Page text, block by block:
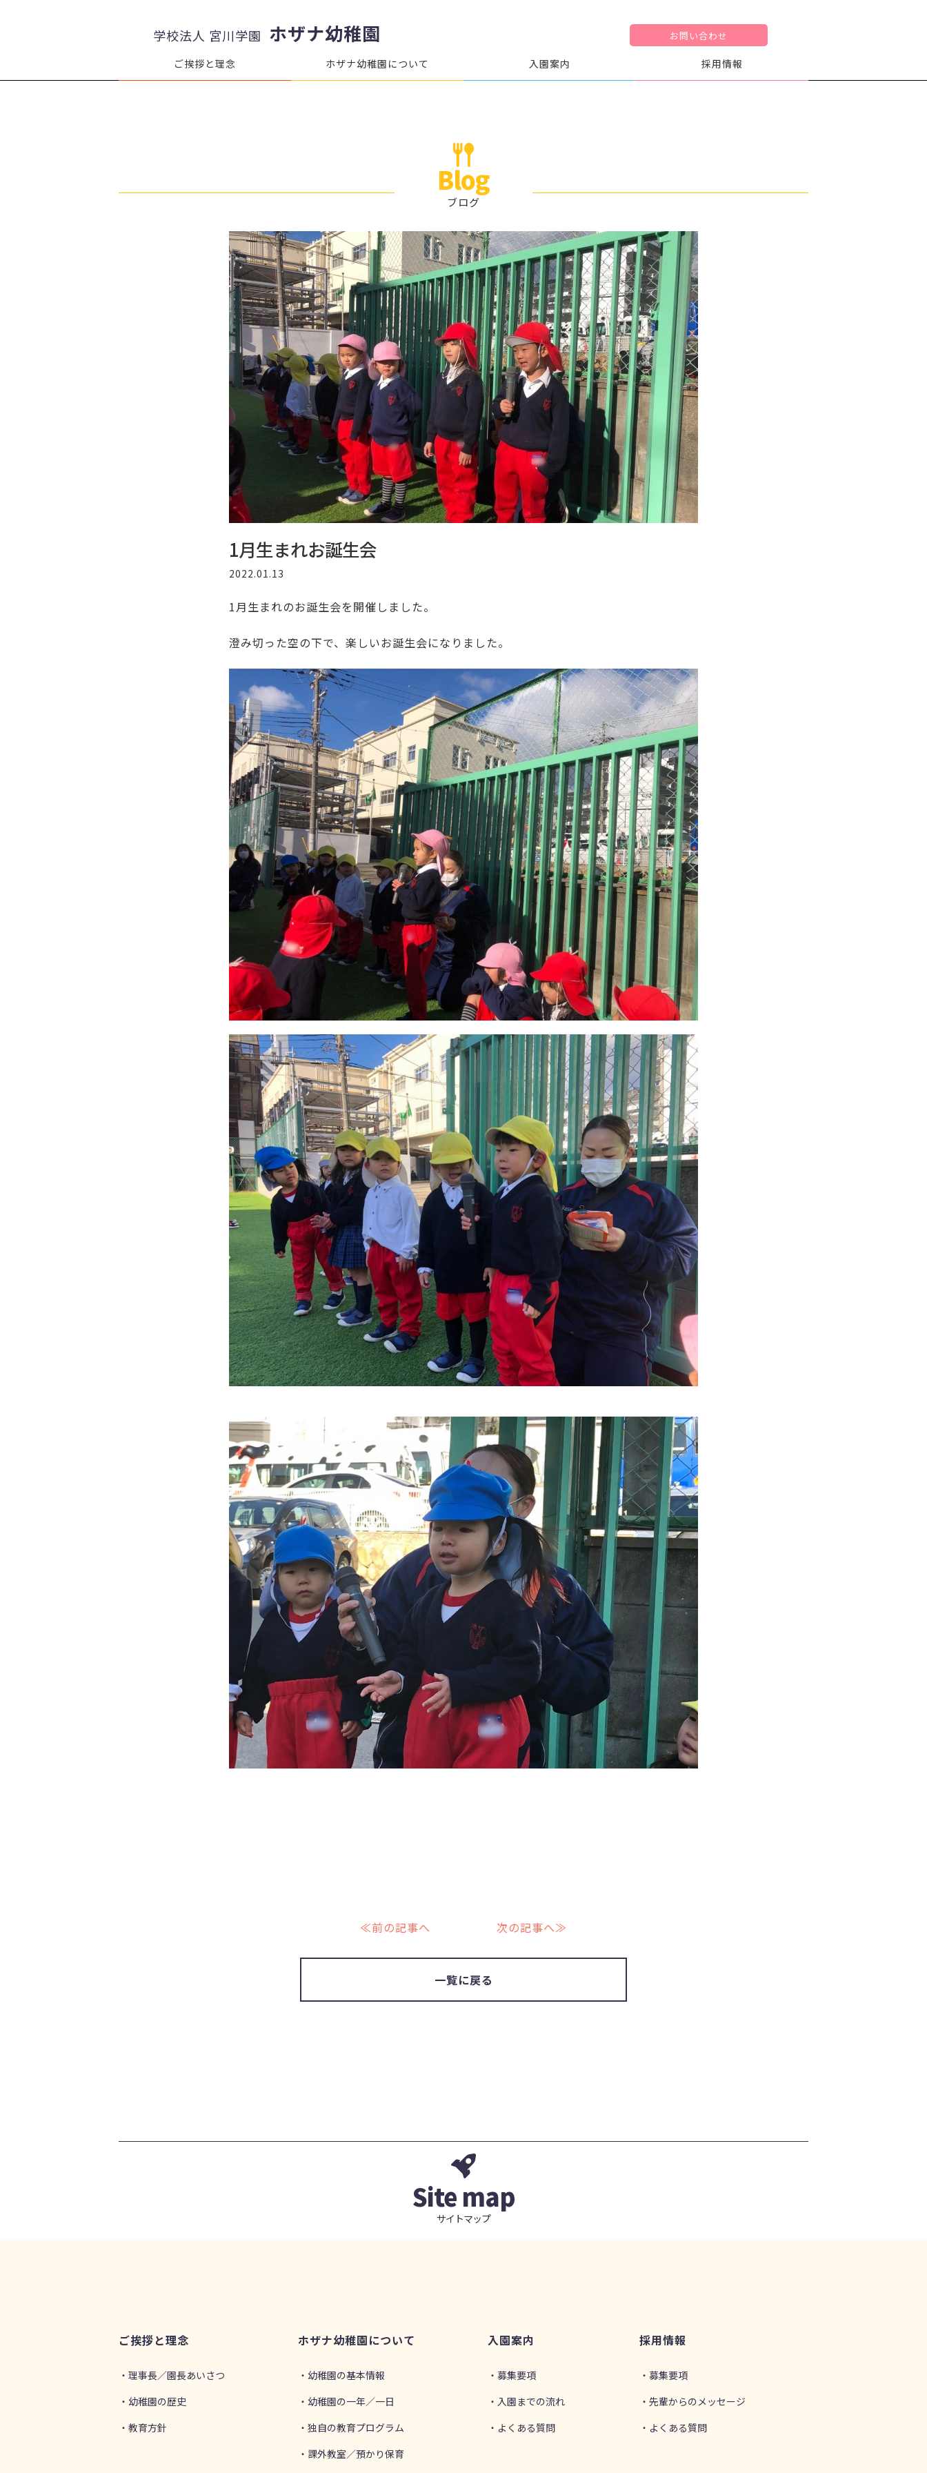
学校法人 宮川学園 ホザナ幼稚園 お問い合わせ
ご挨拶と理念 ホザナ幼稚園について 入園案内 採用情報
Blog
ブログ
1月生まれお誕生会
2022.01.13
1月生まれのお誕生会を開催しました。
澄み切った空の下で、楽しいお誕生会になりました。
≪前の記事へ 次の記事へ≫
一覧に戻る
Site map
サイトマップ
ご挨拶と理念
・理事長／園長あいさつ
・幼稚園の歴史
・教育方針
ホザナ幼稚園について
・幼稚園の基本情報
・幼稚園の一年／一日
・独自の教育プログラム
・課外教室／預かり保育
入園案内
・募集要項
・入園までの流れ
・よくある質問
採用情報
・募集要項
・先輩からのメッセージ
・よくある質問